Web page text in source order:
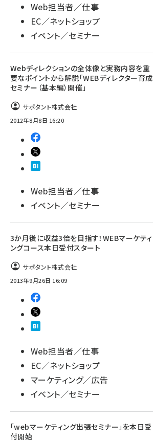
Web担当者／仕事
EC／ネットショップ
イベント／セミナー
Webディレクションの全体像と実務内容を重
要なポイントから解説「WEBディレクター育成
セミナー（基本編）開催」
サポタント株式会社
2012年8月8日 16:20
Web担当者／仕事
イベント／セミナー
3か月後に収益3倍を目指す！WEBマーケティ
ングコース本日受付スタート
サポタント株式会社
2013年9月26日 16:09
Web担当者／仕事
EC／ネットショップ
マーケティング／広告
イベント／セミナー
「webマーケティング出張セミナー」を本日受
付開始